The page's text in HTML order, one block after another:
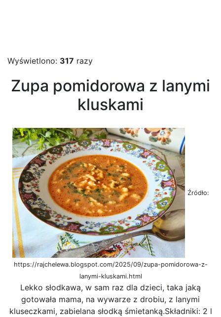
Wyświetlono: 317 razy
Zupa pomidorowa z lanymi
kluskami
Źródło:
https://rajchelewa.blogspot.com/2025/09/zupa-pomidorowa-z-
lanymi-kluskami.html
Lekko słodkawa, w sam raz dla dzieci, taka jaką
gotowała mama, na wywarze z drobiu, z lanymi
kluseczkami, zabielana słodką śmietanką.Składniki: 2 l